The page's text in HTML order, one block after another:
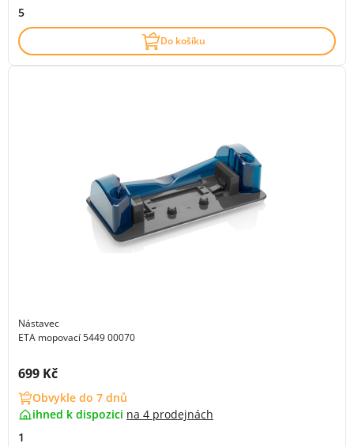
5
Do košíku
Nástavec
ETA mopovací 5449 00070
Cena s DPH:
699 Kč
Obvykle do 7 dnů
ihned k dispozici na 4 prodejnách
1